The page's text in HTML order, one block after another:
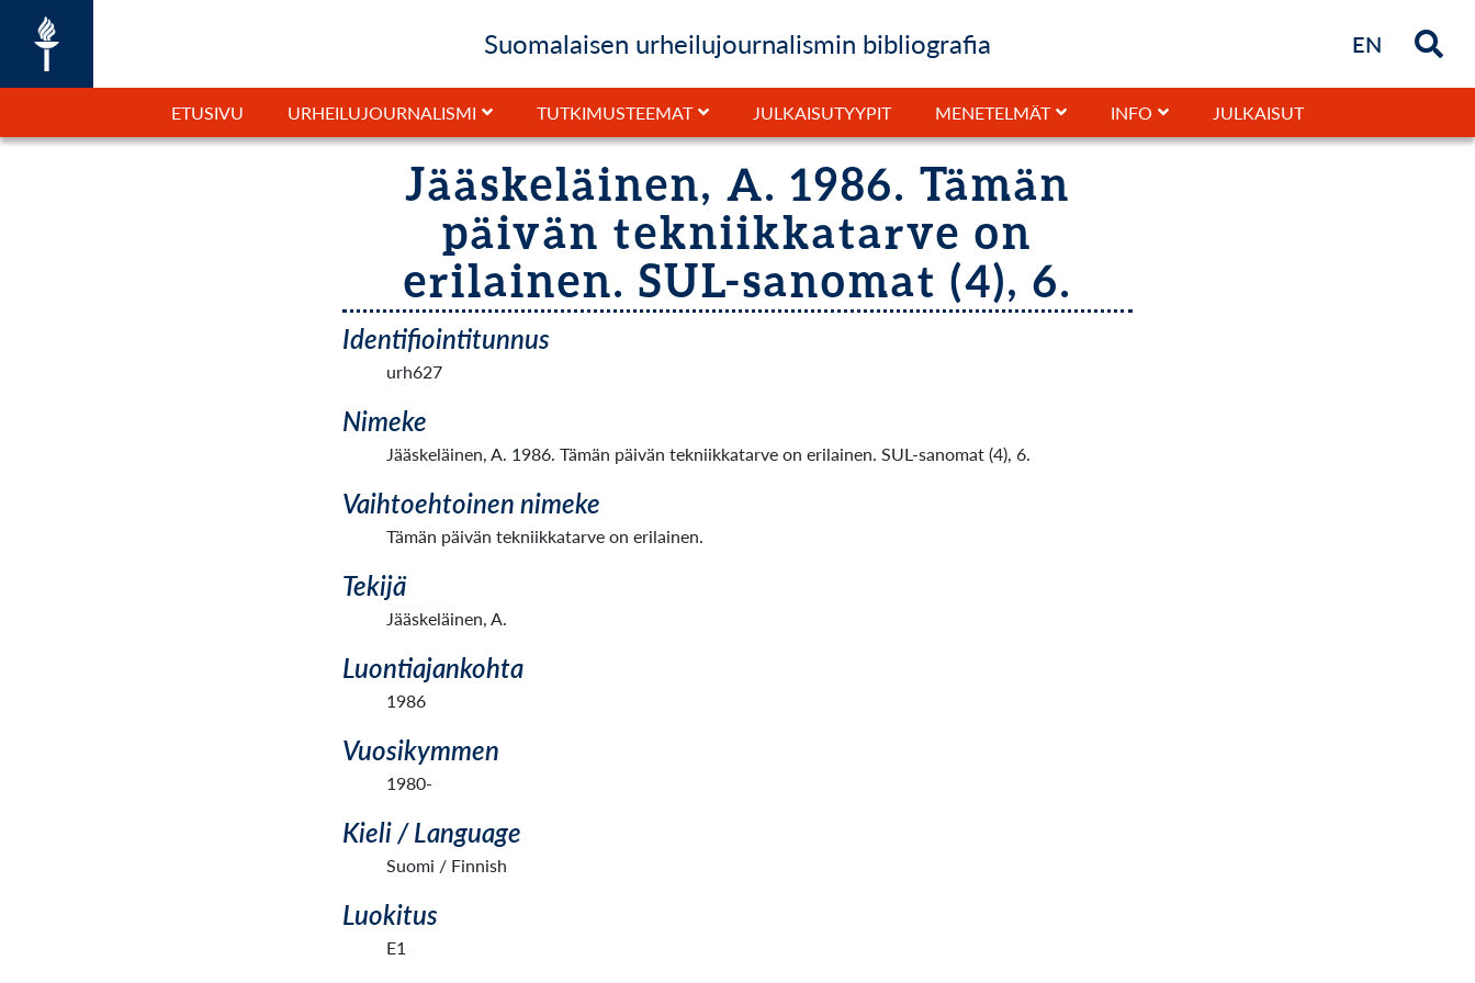
Suomalaisen urheilujournalismin bibliografia EN Briefly
ETUSIVU URHEILUJOURNALISMI TUTKIMUSTEEMAT JULKAISUTYYPIT MENETELMÄT INFO JULKAISUT
Jääskeläinen, A. 1986. Tämän
päivän tekniikkatarve on
erilainen. SUL-sanomat (4), 6.
Identifiointitunnus
urh627
Nimeke
Jääskeläinen, A. 1986. Tämän päivän tekniikkatarve on erilainen. SUL-sanomat (4), 6.
Vaihtoehtoinen nimeke
Tämän päivän tekniikkatarve on erilainen.
Tekijä
Jääskeläinen, A.
Luontiajankohta
1986
Vuosikymmen
1980-
Kieli / Language
Suomi / Finnish
Luokitus
E1